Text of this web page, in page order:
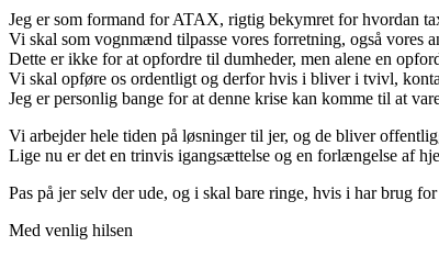
Jeg er som formand for ATAX, rigtig bekymret for hvordan
Vi skal som vognmænd tilpasse vores forretning, også vores
Dette er ikke for at opfordre til dumheder, men alene en
Vi skal opføre os ordentligt og derfor hvis i bliver i tvivl,
Jeg er personlig bange for at denne krise kan komme til at
Vi arbejder hele tiden på løsninger til jer, og de bliver
Lige nu er det en trinvis igangsættelse og en forlængelse af
Pas på jer selv der ude, og i skal bare ringe, hvis i har brug for
Med venlig hilsen